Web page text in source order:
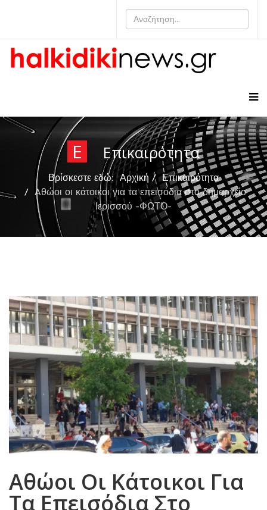
Ε Επικαιρότητα
Βρίσκεστε εδώ:Αρχική
Επικαιρότητα
Aθώοι οι κάτοικοι για τα επεισόδια στο δημαρχείο
Ιερισσού -ΦΩΤΟ-
Aθώοι Οι Κάτοικοι Για
Τα Επεισόδια Στο